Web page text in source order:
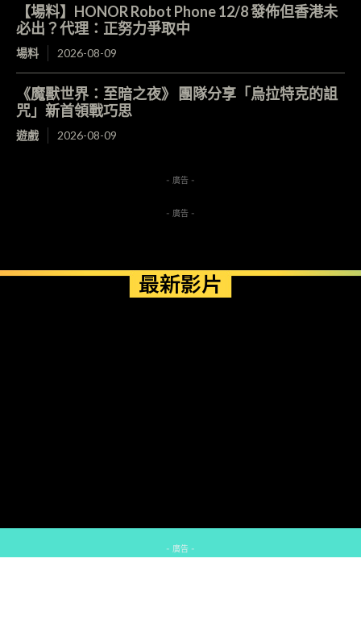
【場料】HONOR Robot Phone 12/8 發佈但香港未
必出？代理：正努力爭取中
場料 2026-08-09
《魔獸世界：至暗之夜》 團隊分享「烏拉特克的詛
咒」新首領戰巧思
遊戲 2026-08-09
- 廣告 -
- 廣告 -
最新影片
- 廣告 -